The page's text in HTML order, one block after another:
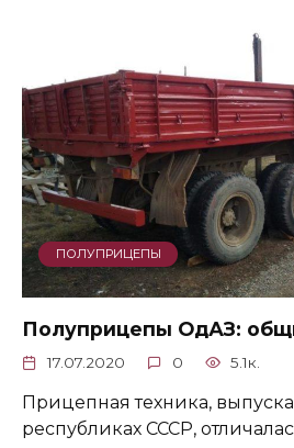
ПОЛУПРИЦЕПЫ
Полуприцепы ОдАЗ:
17.07.2020 0 5.1к.
Прицепная техника,
республиках СССР,